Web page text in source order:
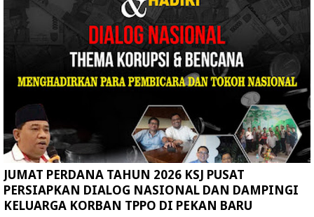
JUMAT PERDANA TAHUN 2026 KSJ PUSAT
PERSIAPKAN DIALOG NASIONAL DAN DAMPINGI
KELUARGA KORBAN TPPO DI PEKAN BARU